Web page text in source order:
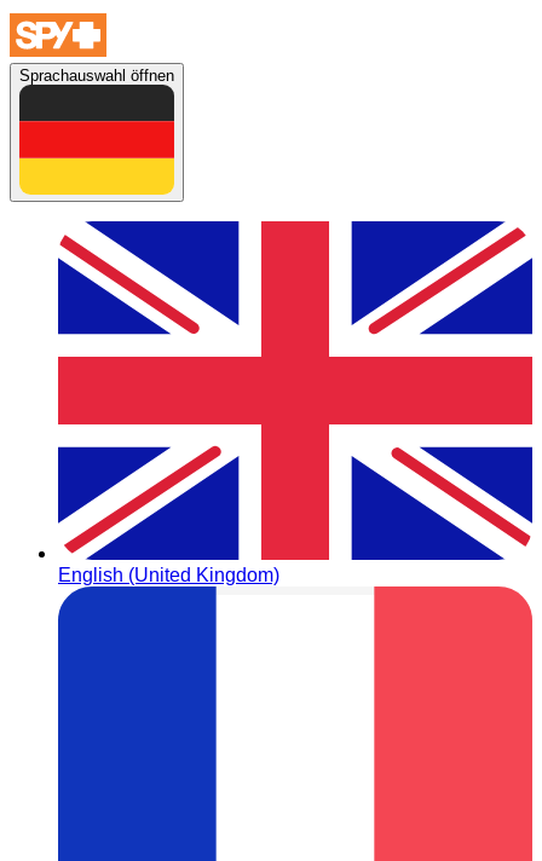
Sprachauswahl öffnen
English (United Kingdom)